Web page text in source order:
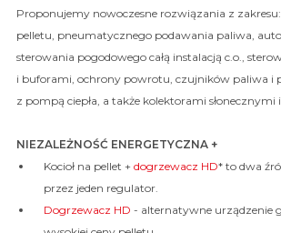
Proponujemy nowoczesne rozwiązania z
pelletu, pneumatycznego podawania paliwa,
sterowania pogodowego całą instalacją c.o.,
i buforami, ochrony powrotu, czujników paliwa i
z pompą ciepła, a także kolektorami
NIEZALEŻNOŚĆ ENERGETYCZNA +
Kocioł na pellet + dogrzewacz HD* to dwa
przez jeden regulator.
Dogrzewacz HD - alternatywne urządzenie